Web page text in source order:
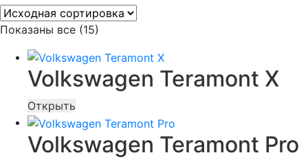
Показаны все (15)
Volkswagen Teramont X
Открыть
Volkswagen Teramont Pro